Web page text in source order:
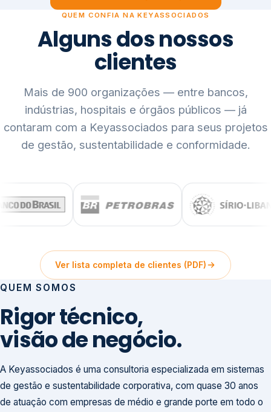
QUEM CONFIA NA KEYASSOCIADOS
Alguns dos nossos
clientes
Mais de 900 organizações — entre bancos,
indústrias, hospitais e órgãos públicos — já
contaram com a Keyassociados para seus projetos
de gestão, sustentabilidade e conformidade.
Ver lista completa de clientes (PDF)
QUEM SOMOS
Rigor técnico,
visão de negócio.
A Keyassociados é uma consultoria especializada em sistemas
de gestão e sustentabilidade corporativa, com quase 30 anos
de atuação com empresas de médio e grande porte em todo o